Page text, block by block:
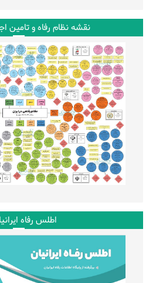
نقشه نظام رفاه و تامین
اطلس رفاه